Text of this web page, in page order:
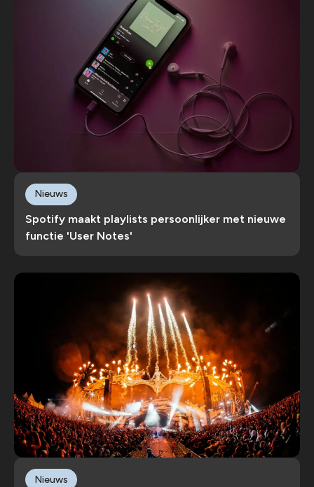
Spotify maakt playlists persoonlijker met nieuwe
functie 'User Notes'
Nieuws
Nieuws